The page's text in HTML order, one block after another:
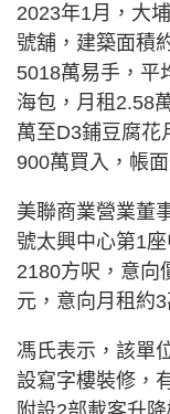
2023年1月，大
號舖，建築面積
5018萬易手，平
海包，月租2.58
萬至D3鋪豆腐花
900萬買入，帳
美聯商業營業董
號太興中心第1
2180方呎，意向
元，意向月租約
馮氏表示，該單
設寫字樓裝修，